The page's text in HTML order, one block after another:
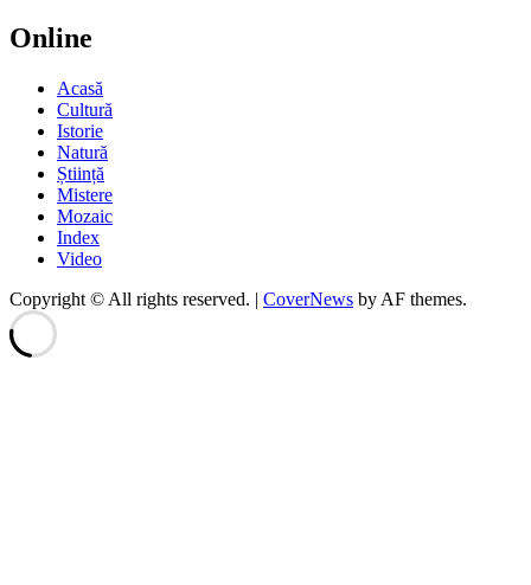
Online
Acasă
Cultură
Istorie
Natură
Știință
Mistere
Mozaic
Index
Video
Copyright © All rights reserved. | CoverNews by AF themes.